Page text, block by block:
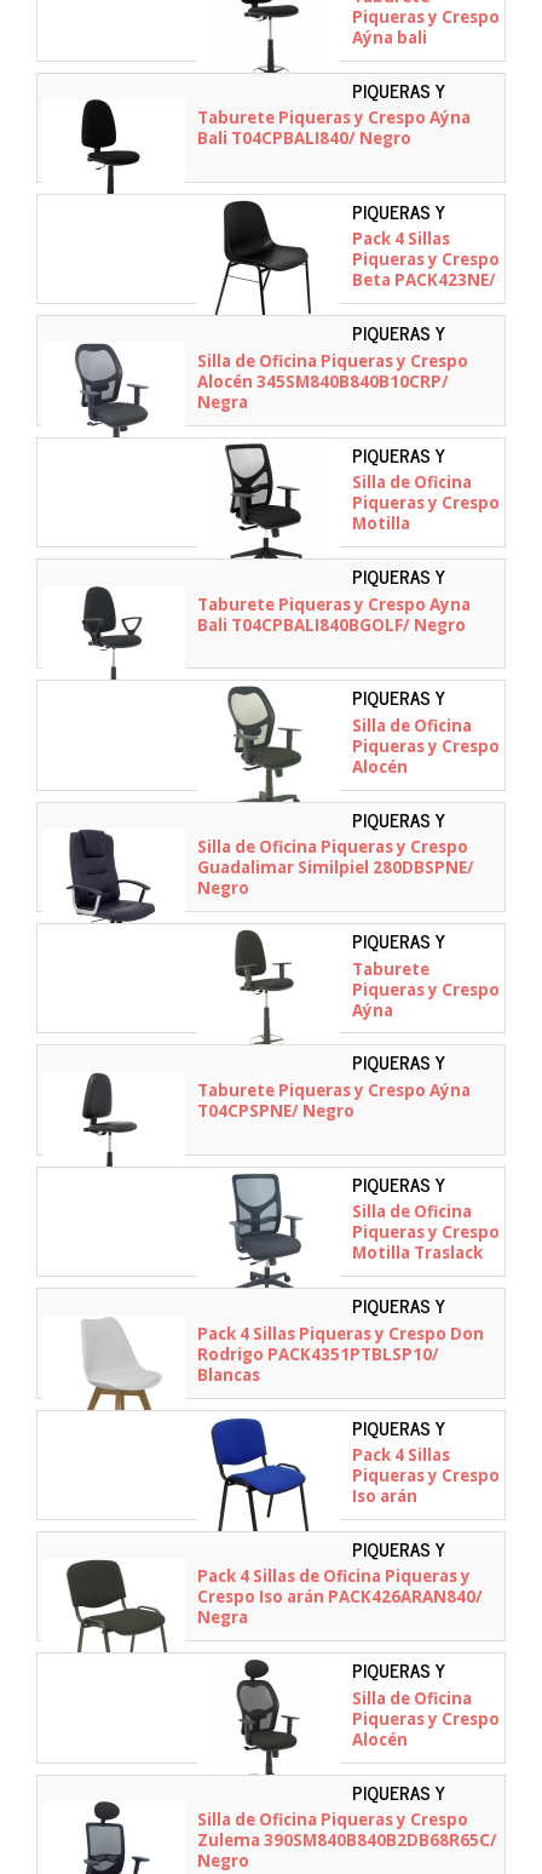
T04CPBALI840RP
Piqueras y Crespo
Aýna bali
T04CPBALI840RP/
Negro
PIQUERAS Y
CRESPO -
T04CPBALI840
Taburete Piqueras y Crespo Aýna
Bali T04CPBALI840/ Negro
PIQUERAS Y
CRESPO -
PACK423NE
Pack 4 Sillas
Piqueras y Crespo
Beta PACK423NE/
Negra
PIQUERAS Y
CRESPO -
Silla de Oficina Piqueras y Crespo
Alocén 345SM840B840B10CRP/
Negra
PIQUERAS Y
CRESPO -
21SBALI840B10
Silla de Oficina
Piqueras y Crespo
Motilla
21SBALI840B10/
Negro
PIQUERAS Y
CRESPO -
T04CPBALI840BGOLF
Taburete Piqueras y Crespo Ayna
Bali T04CPBALI840BGOLF/ Negro
PIQUERAS Y
CRESPO -
345SNBALI840B10
Silla de Oficina
Piqueras y Crespo
Alocén
345SNBALI840B10/
Negra
PIQUERAS Y
CRESPO -
280DBSPNE
Silla de Oficina Piqueras y Crespo
Guadalimar Similpiel 280DBSPNE/
Negro
PIQUERAS Y
CRESPO -
T04CPBALI840B10
Taburete
Piqueras y Crespo
Aýna
T04CPBALI840B10/
Negro
PIQUERAS Y
CRESPO -
T04CPSPNE
Taburete Piqueras y Crespo Aýna
T04CPSPNE/ Negro
PIQUERAS Y
CRESPO -
Silla de Oficina
Piqueras y Crespo
Motilla Traslack
Negro
PIQUERAS Y
CRESPO -
PACK4351PTBLSP10
Pack 4 Sillas Piqueras y Crespo Don
Rodrigo PACK4351PTBLSP10/
Blancas
PIQUERAS Y
CRESPO -
PACK426ARAN229
Pack 4 Sillas
Piqueras y Crespo
Iso arán
PACK426ARAN229/
Azul
PIQUERAS Y
CRESPO -
PACK426ARAN840
Pack 4 Sillas de Oficina Piqueras y
Crespo Iso arán PACK426ARAN840/
Negra
PIQUERAS Y
CRESPO -
Silla de Oficina
Piqueras y Crespo
Alocén
Negra
PIQUERAS Y
CRESPO -
Silla de Oficina Piqueras y Crespo
Zulema 390SM840B840B2DB68R65C/
Negro